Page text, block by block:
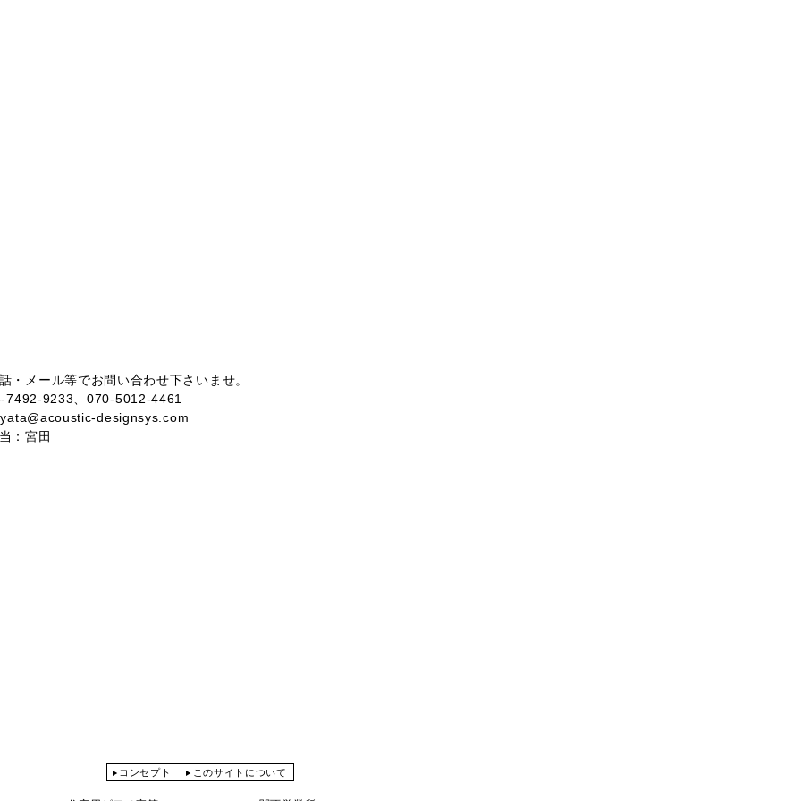
・メール等でお問い合わせ下さいませ。
7492-9233、070-5012-4461
designsys.com
：宮田
コンセプト このサイトについて